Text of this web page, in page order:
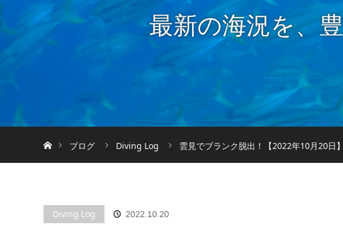
最新の海況を、
ブログ
Diving Log 雲見でブランク脱出！【2022年10月20日】
Diving Log 2022.10.20